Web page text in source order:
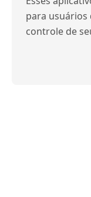
para usuários
controle de